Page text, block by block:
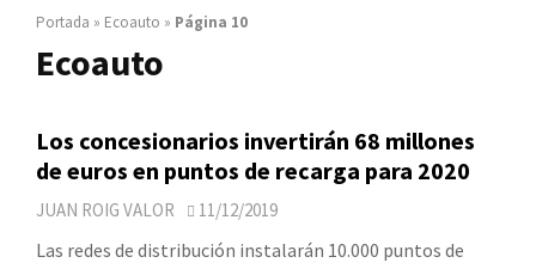
Portada » Ecoauto » Página 10
Ecoauto
Los concesionarios invertirán 68 millones
de euros en puntos de recarga para 2020
JUAN ROIG VALOR 11/12/2019
Las redes de distribución instalarán 10.000 puntos de